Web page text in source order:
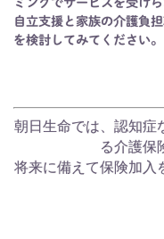
自立支援と家族の介護負
を検討してみてください。
朝日生命では、認知症
る介護保
将来に備えて保険加入